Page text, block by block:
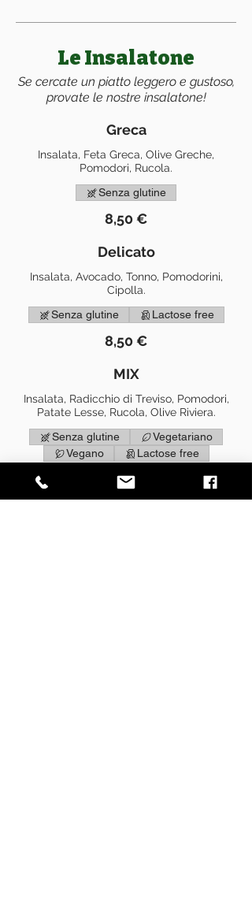
Le Insalatone
Se cercate un piatto leggero e gustoso,
provate le nostre insalatone!
Greca
Insalata, Feta Greca, Olive Greche,
Pomodori, Rucola.
8,50 €
Senza glutine
Delicato
Insalata, Avocado, Tonno, Pomodorini,
Cipolla.
8,50 €
Senza glutine Lactose free
MIX
Insalata, Radicchio di Treviso, Pomodori,
Patate Lesse, Rucola, Olive Riviera.
7 €
Senza glutine
Vegetariano
Vegano
Lactose free